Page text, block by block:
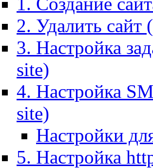
2. Удалить сайт
3. Настройка
site)
4. Настройка
site)
Настройки
5. Настройка